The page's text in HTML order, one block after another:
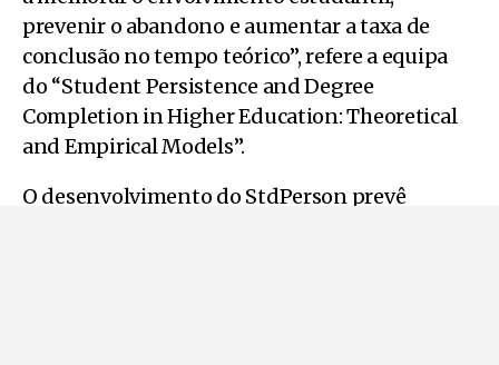
prevenir o abandono e aumentar a taxa de
conclusão no tempo teórico”, refere a equipa
do “Student Persistence and Degree
Completion in Higher Education: Theoretical
and Empirical Models”.
O desenvolvimento do StdPerson prevê